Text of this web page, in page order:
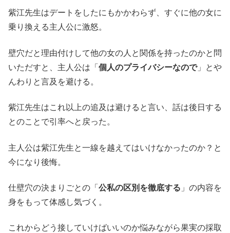
紫江先生はデートをしたにもかかわらず、すぐに他の女に
乗り換える主人公に激怒。
壁穴だと理由付けして他の女の人と関係を持ったのかと問
いただすと、主人公は「 個人のプライバシーなので」とや
んわりと言及を避ける。
紫江先生はこれ以上の追及は避けると言い、話は後日する
とのことで引率へと戻った。
主人公は紫江先生と一線を越えてはいけなかったのか？と
今になり後悔。
仕壁穴の決まりごとの「 公私の区別を徹底する 」の内容を
身をもって体感し気づく。
これからどう接していけばいいのか悩みながら果実の採取